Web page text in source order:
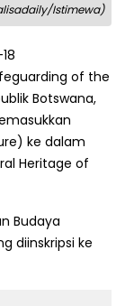
Istimewa)
of the
Botswana,
ke dalam
Heritage of
Budaya
diinskripsi ke